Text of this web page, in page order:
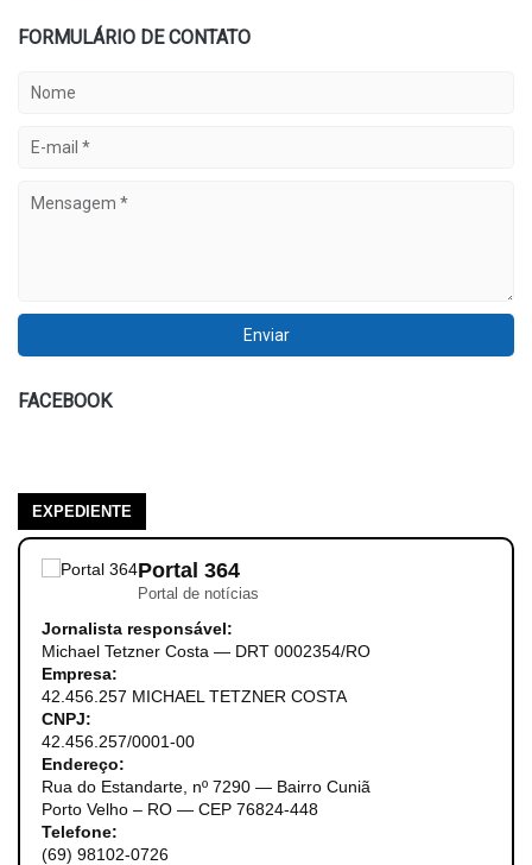
FORMULÁRIO DE CONTATO
FACEBOOK
EXPEDIENTE
Portal 364
Portal de notícias
Jornalista responsável:
Michael Tetzner Costa — DRT 0002354/RO
Empresa:
42.456.257 MICHAEL TETZNER COSTA
CNPJ:
42.456.257/0001-00
Endereço:
Rua do Estandarte, nº 7290 — Bairro Cuniã
Porto Velho – RO — CEP 76824-448
Telefone:
(69) 98102-0726